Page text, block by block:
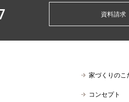
資料請求
家づくりのこ
コンセプト